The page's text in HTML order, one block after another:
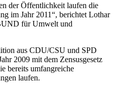
der Öffentlichkeit laufen die
im Jahr 2011“, berichtet Lothar
für Umwelt und
aus CDU/CSU und SPD
2009 mit dem Zensusgesetz
bereits umfangreiche
laufen.